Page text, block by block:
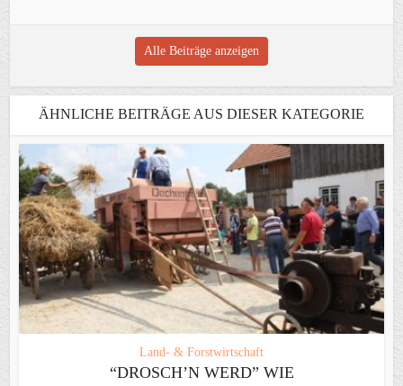
Alle Beiträge anzeigen
ÄHNLICHE BEITRÄGE AUS DIESER KATEGORIE
Land- & Forstwirtschaft
“DROSCH’N WERD” WIE